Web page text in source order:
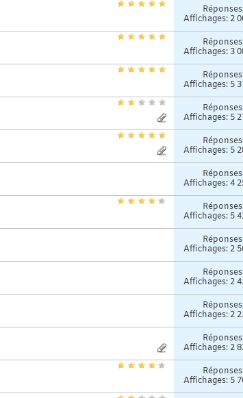
Affichages: 2
Affichages: 3
Affichages: 5
Affichages: 5
Affichages: 5
Affichages: 4
Affichages: 5
Affichages: 2
Affichages: 2
Affichages: 2
Affichages: 2
Affichages: 5